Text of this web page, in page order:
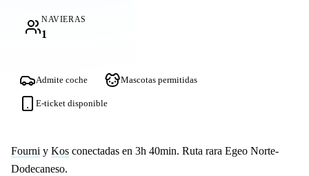
NAVIERAS
1
Admite coche Mascotas permitidas
E-ticket disponible
Fourni y Kos conectadas en 3h 40min. Ruta rara Egeo Norte-
Dodecaneso.